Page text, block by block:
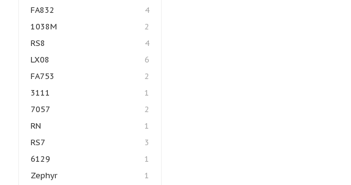
FA832
4
1038M
2
RS8
4
LX08
6
FA753
2
3111
1
7057
2
RN
1
RS7
3
6129
1
Zephyr
1